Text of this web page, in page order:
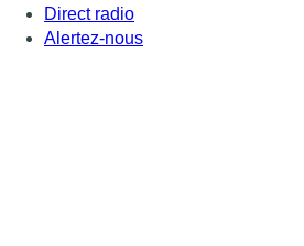
Direct radio
Alertez-nous